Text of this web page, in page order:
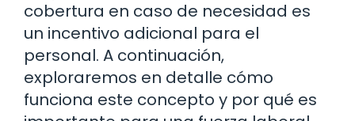
cobertura en caso de necesidad es
un incentivo adicional para el
personal. A continuación,
exploraremos en detalle cómo
funciona este concepto y por qué es